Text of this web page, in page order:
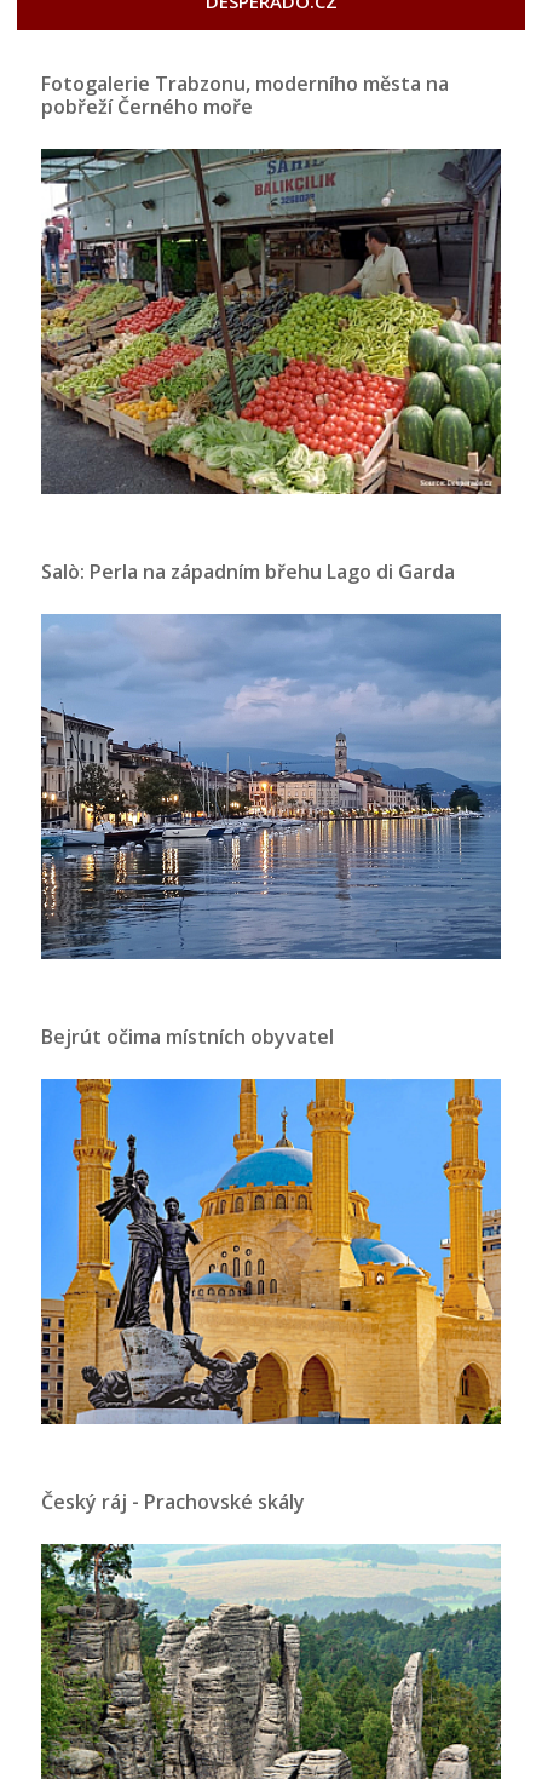
Fotogalerie Trabzonu, moderního města na
pobřeží Černého moře
Salò: Perla na západním břehu Lago di Garda
Bejrút očima místních obyvatel
Český ráj - Prachovské skály